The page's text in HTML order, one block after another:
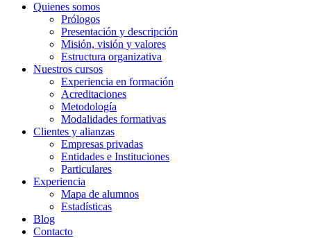
Quienes somos
Prólogos
Presentación y descripción
Misión, visión y valores
Estructura organizativa
Nuestros cursos
Experiencia en formación
Acreditaciones
Metodología
Modalidades formativas
Clientes y alianzas
Empresas privadas
Entidades e Instituciones
Particulares
Experiencia
Mapa de alumnos
Estadísticas
Blog
Contacto